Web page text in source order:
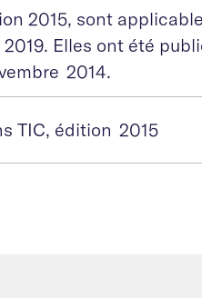
2015, sont
Elles ont été
2014.
TIC, édition 2015